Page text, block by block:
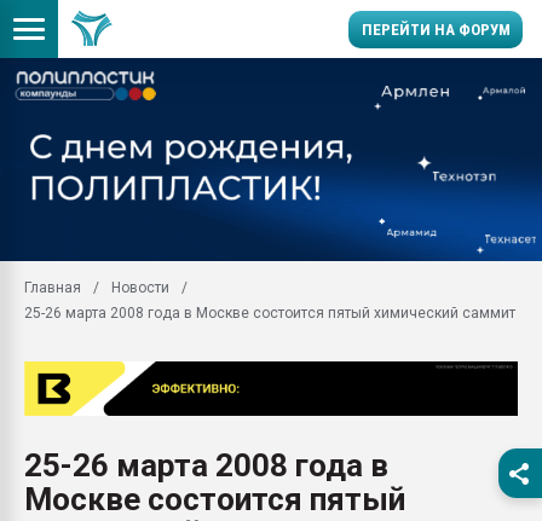
ПЕРЕЙТИ НА ФОРУМ
пластмасс
ситуацией на
поликарбоната и АБС-
26.07.2022 "Сибирский
намного дороже
Главная
Новости
25-26 марта 2008 года в Москве состоится пятый химический саммит
25-26 марта 2008 года в
Москве состоится пятый